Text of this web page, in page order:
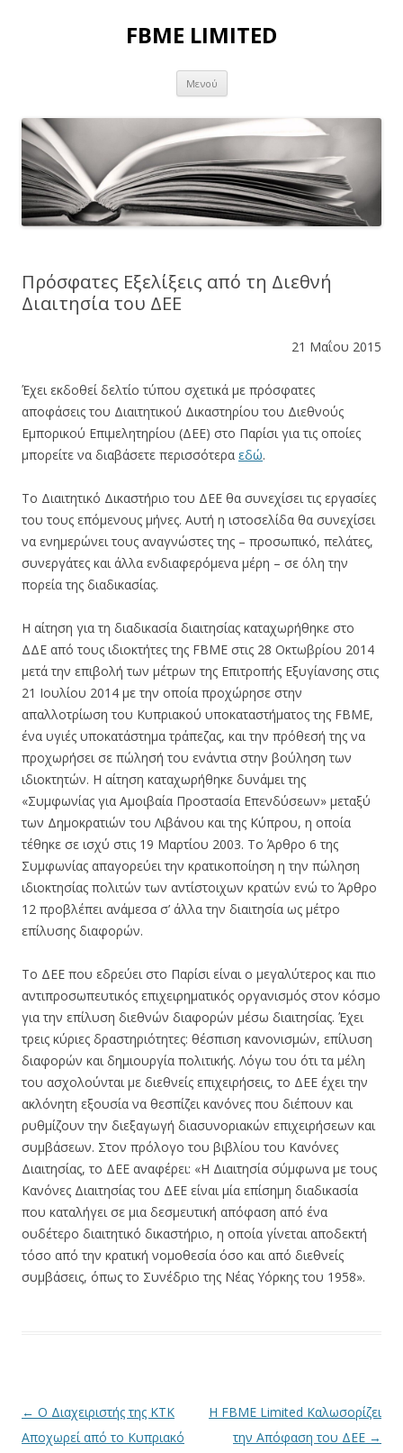
FBME LIMITED
Μενού Μετάβαση σε περιεχόμενο
Πρόσφατες Εξελίξεις από τη Διεθνή
Διαιτησία του ΔΕΕ
21 Μαΐου 2015
Έχει εκδοθεί δελτίο τύπου σχετικά με πρόσφατες
αποφάσεις του Διαιτητικού Δικαστηρίου του Διεθνούς
Εμπορικού Επιμελητηρίου (ΔΕΕ) στο Παρίσι για τις οποίες
μπορείτε να διαβάσετε περισσότερα εδώ.
Το Διαιτητικό Δικαστήριο του ΔΕΕ θα συνεχίσει τις εργασίες
του τους επόμενους μήνες. Αυτή η ιστοσελίδα θα συνεχίσει
να ενημερώνει τους αναγνώστες της – προσωπικό, πελάτες,
συνεργάτες και άλλα ενδιαφερόμενα μέρη – σε όλη την
πορεία της διαδικασίας.
Η αίτηση για τη διαδικασία διαιτησίας καταχωρήθηκε στο
ΔΔΕ από τους ιδιοκτήτες της FBME στις 28 Οκτωβρίου 2014
μετά την επιβολή των μέτρων της Επιτροπής Εξυγίανσης στις
21 Ιουλίου 2014 με την οποία προχώρησε στην
απαλλοτρίωση του Κυπριακού υποκαταστήματος της FBME,
ένα υγιές υποκατάστημα τράπεζας, και την πρόθεσή της να
προχωρήσει σε πώλησή του ενάντια στην βούληση των
ιδιοκτητών. Η αίτηση καταχωρήθηκε δυνάμει της
«Συμφωνίας για Αμοιβαία Προστασία Επενδύσεων» μεταξύ
των Δημοκρατιών του Λιβάνου και της Κύπρου, η οποία
τέθηκε σε ισχύ στις 19 Μαρτίου 2003. Το Άρθρο 6 της
Συμφωνίας απαγορεύει την κρατικοποίηση η την πώληση
ιδιοκτησίας πολιτών των αντίστοιχων κρατών ενώ το Άρθρο
12 προβλέπει ανάμεσα σ’ άλλα την διαιτησία ως μέτρο
επίλυσης διαφορών.
Το ΔΕΕ που εδρεύει στο Παρίσι είναι ο μεγαλύτερος και πιο
αντιπροσωπευτικός επιχειρηματικός οργανισμός στον κόσμο
για την επίλυση διεθνών διαφορών μέσω διαιτησίας. Έχει
τρεις κύριες δραστηριότητες: θέσπιση κανονισμών, επίλυση
διαφορών και δημιουργία πολιτικής. Λόγω του ότι τα μέλη
του ασχολούνται με διεθνείς επιχειρήσεις, το ΔΕΕ έχει την
ακλόνητη εξουσία να θεσπίζει κανόνες που διέπουν και
ρυθμίζουν την διεξαγωγή διασυνοριακών επιχειρήσεων και
συμβάσεων. Στον πρόλογο του βιβλίου του Κανόνες
Διαιτησίας, το ΔΕΕ αναφέρει: «Η Διαιτησία σύμφωνα με τους
Κανόνες Διαιτησίας του ΔΕΕ είναι μία επίσημη διαδικασία
που καταλήγει σε μια δεσμευτική απόφαση από ένα
ουδέτερο διαιτητικό δικαστήριο, η οποία γίνεται αποδεκτή
τόσο από την κρατική νομοθεσία όσο και από διεθνείς
συμβάσεις, όπως το Συνέδριο της Νέας Υόρκης του 1958».
Πλοήγηση άρθρων
← Ο Διαχειριστής της ΚΤΚ
Αποχωρεί από το Κυπριακό
H FBME Limited Καλωσορίζει
την Απόφαση του ΔΕΕ →